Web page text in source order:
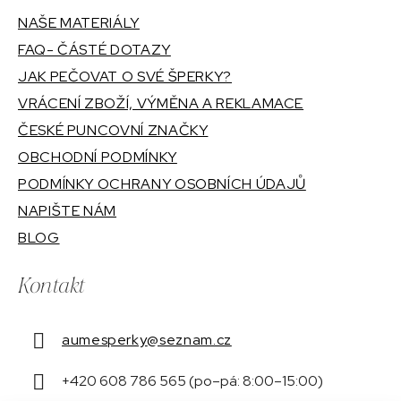
NAŠE MATERIÁLY
FAQ- ČÁSTÉ DOTAZY
JAK PEČOVAT O SVÉ ŠPERKY?
VRÁCENÍ ZBOŽÍ, VÝMĚNA A REKLAMACE
ČESKÉ PUNCOVNÍ ZNAČKY
OBCHODNÍ PODMÍNKY
PODMÍNKY OCHRANY OSOBNÍCH ÚDAJŮ
NAPIŠTE NÁM
BLOG
Kontakt
aumesperky@seznam.cz
+420 608 786 565 (po–pá: 8:00–15:00)